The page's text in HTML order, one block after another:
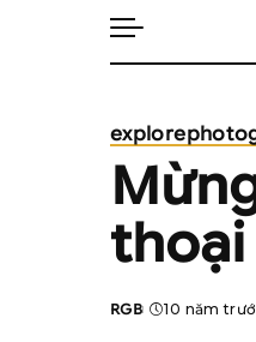
explore
thoại
Posted
RGB 10 năm